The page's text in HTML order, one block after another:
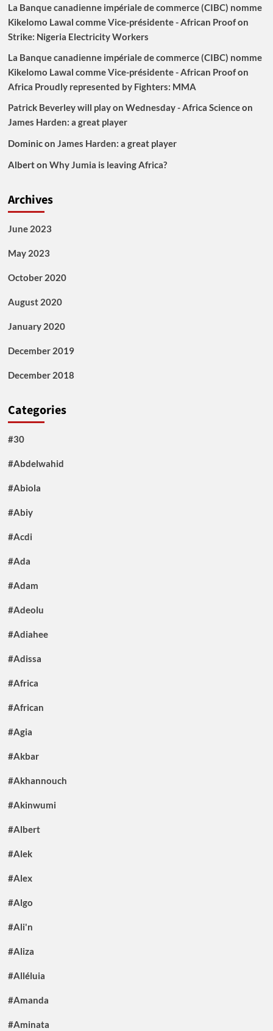
La Banque canadienne impériale de commerce (CIBC) nomme
Kikelomo Lawal comme Vice-présidente - African Proofon
Strike: Nigeria Electricity Workers
La Banque canadienne impériale de commerce (CIBC) nomme
Kikelomo Lawal comme Vice-présidente - African Proofon
Africa Proudly represented by Fighters: MMA
Patrick Beverley will play on Wednesday - Africa Scienceon
James Harden: a great player
Dominicon James Harden: a great player
Alberton Why Jumia is leaving Africa?
Archives
June 2023
May 2023
October 2020
August 2020
January 2020
December 2019
December 2018
Categories
#30
#Abdelwahid
#Abiola
#Abiy
#Acdi
#Ada
#Adam
#Adeolu
#Adiahee
#Adissa
#Africa
#African
#Agia
#Akbar
#Akhannouch
#Akinwumi
#Albert
#Alek
#Alex
#Algo
#Ali'n
#Aliza
#Alléluia
#Amanda
#Aminata